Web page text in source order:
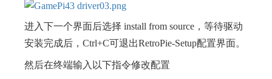
进入下一个界面后选择 install from source，等待驱动
安装完成后，Ctrl+C可退出RetroPie-Setup配置界面。
然后在终端输入以下指令修改配置